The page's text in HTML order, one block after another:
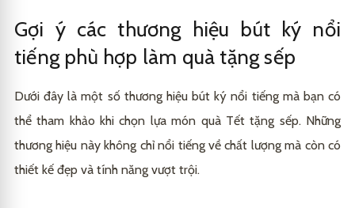
Gợi ý các thương hiệu bút ký nổi
tiếng phù hợp làm quà tặng sếp
Dưới đây là một số thương hiệu bút ký nổi tiếng mà bạn có
thể tham khảo khi chọn lựa món quà Tết tặng sếp. Những
thương hiệu này không chỉ nổi tiếng về chất lượng mà còn có
thiết kế đẹp và tính năng vượt trội.